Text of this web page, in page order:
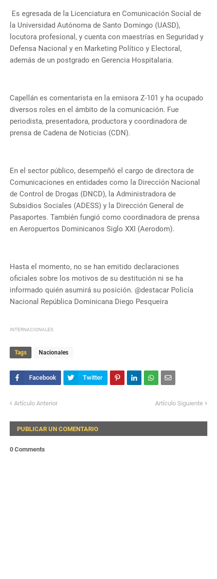
Es egresada de la Licenciatura en Comunicación Social de
la Universidad Autónoma de Santo Domingo (UASD),
locutora profesional, y cuenta con maestrías en Seguridad y
Defensa Nacional y en Marketing Político y Electoral,
además de un postgrado en Gerencia Hospitalaria.
Capellán es comentarista en la emisora Z-101 y ha ocupado
diversos roles en el ámbito de la comunicación. Fue
periodista, presentadora, productora y coordinadora de
prensa de Cadena de Noticias (CDN).
En el sector público, desempeñó el cargo de directora de
Comunicaciones en entidades como la Dirección Nacional
de Control de Drogas (DNCD), la Administradora de
Subsidios Sociales (ADESS) y la Dirección General de
Pasaportes. También fungió como coordinadora de prensa
en Aeropuertos Dominicanos Siglo XXI (Aerodom).
Hasta el momento, no se han emitido declaraciones
oficiales sobre los motivos de su destitución ni se ha
informado quién asumirá su posición. @destacar Policía
Nacional República Dominicana Diego Pesqueira
INTERNACIONALES
Tags Nacionales
Artículo Anterior Artículo Siguiente
PUBLICAR UN COMENTARIO
0 Comments